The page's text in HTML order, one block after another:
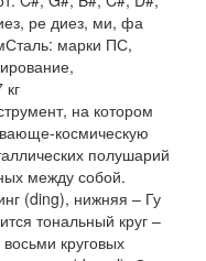
ре диез, ми, фа
марки ПС,
на котором
космическую
полушарий
между собой.
(ding), нижняя – Гу
тональный круг –
круговых